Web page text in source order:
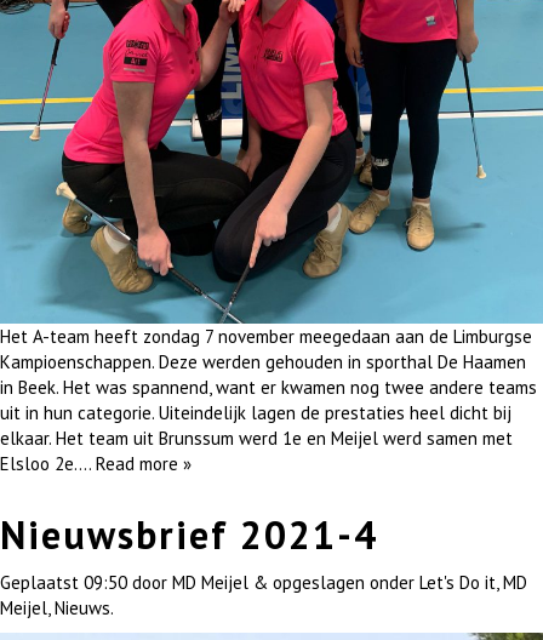
Het A-team heeft zondag 7 november meegedaan aan de Limburgse
Kampioenschappen. Deze werden gehouden in sporthal De Haamen
in Beek. Het was spannend, want er kwamen nog twee andere teams
uit in hun categorie. Uiteindelijk lagen de prestaties heel dicht bij
elkaar. Het team uit Brunssum werd 1e en Meijel werd samen met
Elsloo 2e…. Read more »
Nieuwsbrief 2021-4
Geplaatst 09:50 door MD Meijel & opgeslagen onder Let's Do it MD
Meijel Nieuws.